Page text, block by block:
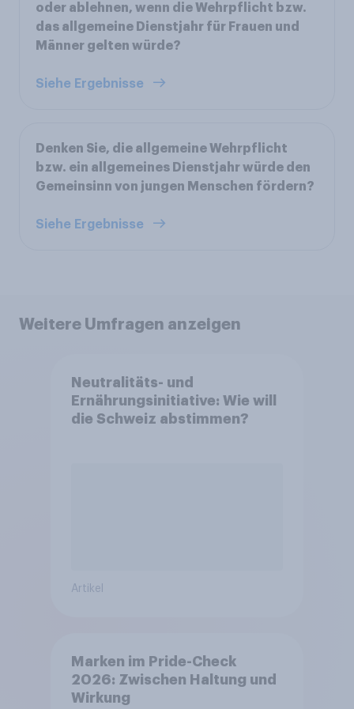
oder ablehnen, wenn die Wehrpflicht bzw.
das allgemeine Dienstjahr für Frauen und
Männer gelten würde?
Siehe Ergebnisse
Denken Sie, die allgemeine Wehrpflicht
bzw. ein allgemeines Dienstjahr würde den
Gemeinsinn von jungen Menschen fördern?
Siehe Ergebnisse
Weitere Umfragen anzeigen
Neutralitäts- und
Ernährungsinitiative: Wie will
die Schweiz abstimmen?
Artikel
Marken im Pride-Check
2026: Zwischen Haltung und
Wirkung